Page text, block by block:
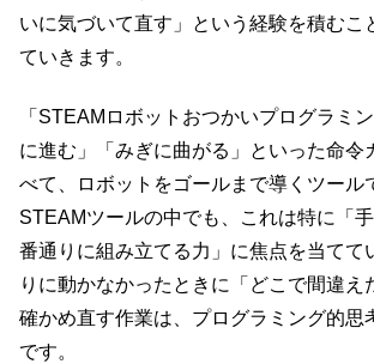
いに気づいて直す」という経験を積むこ
ていきます。
「STEAMロボットおつかいプログラミ
に進む」「みぎに曲がる」といった命令
べて、ロボットをゴールまで導くツール
STEAMツールの中でも、これは特に「
番通りに組み立てる力」に焦点を当てて
りに動かなかったときに「どこで間違え
確かめ直す作業は、プログラミング的思
です。